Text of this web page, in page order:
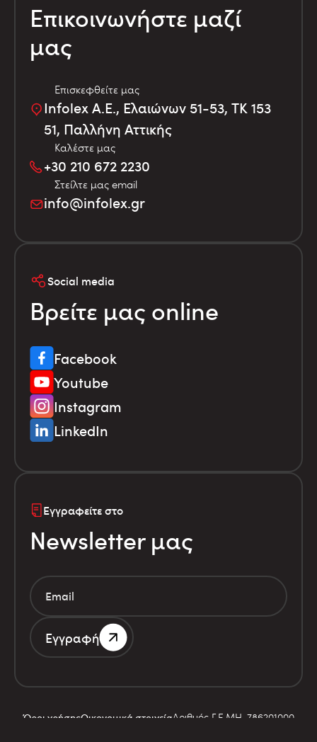
Επικοινωνήστε μαζί
μας
Επισκεφθείτε μας
Infolex Α.Ε., Ελαιώνων 51-53, TK 153
51, Παλλήνη Αττικής
Καλέστε μας
+30 210 672 2230
Στείλτε μας email
info@infolex.gr
Social media
Βρείτε μας online
Facebook
Youtube
Instagram
LinkedIn
Εγγραφείτε στο
Newsletter μας
Εγγραφή
Όροι χρήσηςΟικονομικά στοιχείαΑριθμός Γ.Ε.ΜΗ. 786201000